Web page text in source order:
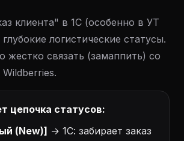
клиента" в 1С (особенно в УТ
логистические статусы.
жестко связать (замаппить) со
цепочка статусов:
(New)] → 1С: забирает заказ